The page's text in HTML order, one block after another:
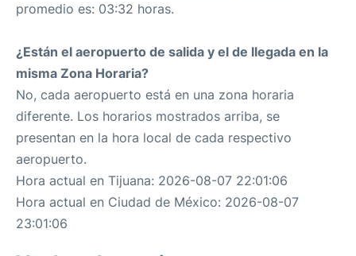
promedio es: 03:32 horas.
¿Están el aeropuerto de salida y el de llegada en la
misma Zona Horaria?
No, cada aeropuerto está en una zona horaria
diferente. Los horarios mostrados arriba, se
presentan en la hora local de cada respectivo
aeropuerto.
Hora actual en Tijuana: 2026-08-07 22:01:06
Hora actual en Ciudad de México: 2026-08-07
23:01:06